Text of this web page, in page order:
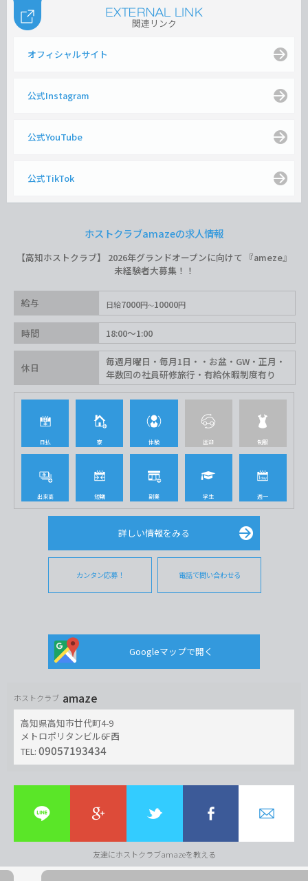
関連リンク
オフィシャルサイト
公式Instagram
公式YouTube
公式TikTok
ホストクラブamazeの求人情報
【高知ホストクラブ】 2026年グランドオープンに向けて 『ameze』
未経験者大募集！！
給与 日給7000円 10000円
時間 18:00〜1:00
休日
毎週月曜日・毎月1日・・お盆・GW・正月・
年数回の社員研修旅行・有給休暇制度有り
日払 寮 体験 送迎 制服
出来高 短期 副業 学生 週一
詳しい情報をみる
カンタン応募！ 電話で問い合わせる
Googleマップで開く
ホストクラブ amaze
高知県高知市廿代町4-9
メトロポリタンビル6F西
TEL: 09057193434
友達にホストクラブamazeを教える